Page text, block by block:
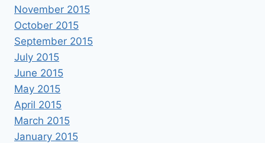
November 2015
October 2015
September 2015
July 2015
June 2015
May 2015
April 2015
March 2015
January 2015